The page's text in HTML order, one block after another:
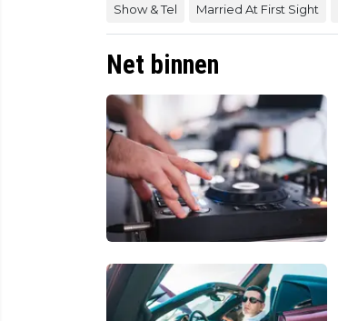
Show & Tel Married At First Sight
Net binnen